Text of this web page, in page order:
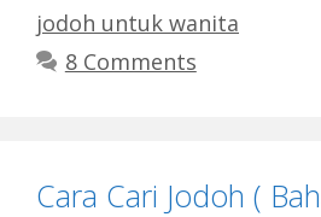
jodoh untuk wanita
8 Comments
Cara Cari Jodoh (